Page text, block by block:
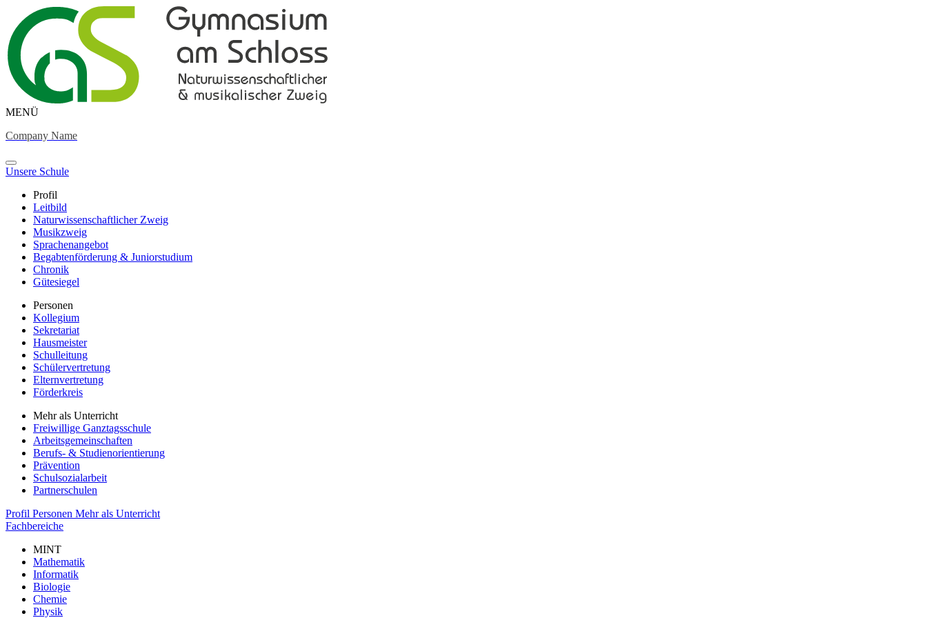
MENÜ
Company Name
Unsere Schule
Profil
Leitbild
Naturwissenschaftlicher Zweig
Musikzweig
Sprachenangebot
Begabtenförderung & Juniorstudium
Chronik
Gütesiegel
Personen
Kollegium
Sekretariat
Hausmeister
Schulleitung
Schülervertretung
Elternvertretung
Förderkreis
Mehr als Unterricht
Freiwillige Ganztagsschule
Arbeitsgemeinschaften
Berufs- & Studienorientierung
Prävention
Schulsozialarbeit
Partnerschulen
Profil Personen Mehr als Unterricht
Fachbereiche
MINT
Mathematik
Informatik
Biologie
Chemie
Physik